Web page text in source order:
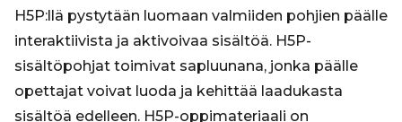
H5P:llä pystytään luomaan valmiiden pohjien päälle
interaktiivista ja aktivoivaa sisältöä. H5P-
sisältöpohjat toimivat sapluunana, jonka päälle
opettajat voivat luoda ja kehittää laadukasta
sisältöä edelleen. H5P-oppimateriaali on